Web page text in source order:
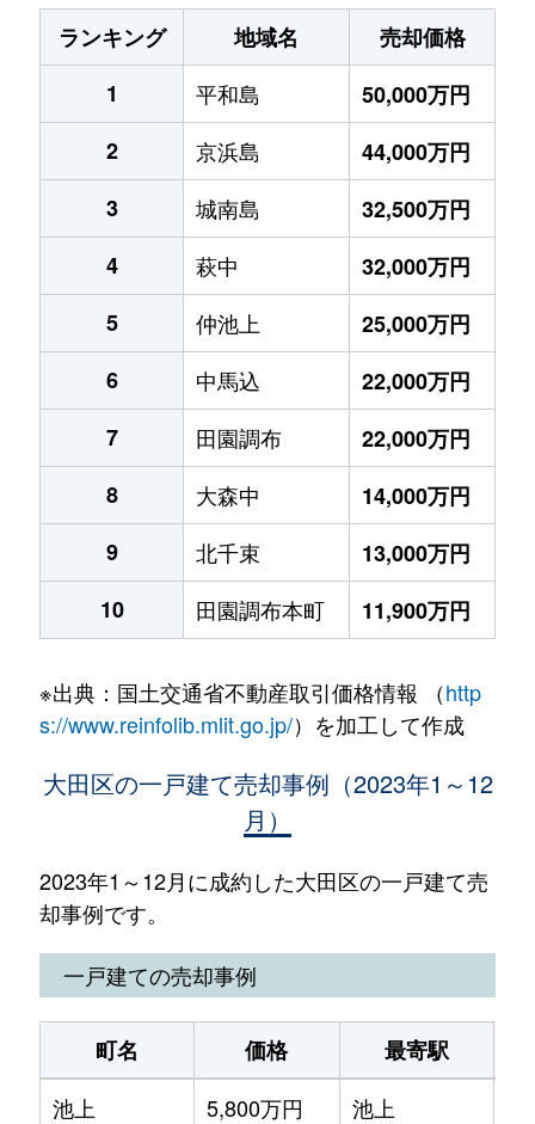
ランキング
地域名
売却価格
1
平和島
50,000万円
2
京浜島
44,000万円
3
城南島
32,500万円
4
萩中
32,000万円
5
仲池上
25,000万円
6
中馬込
22,000万円
7
田園調布
22,000万円
8
大森中
14,000万円
9
北千束
13,000万円
10
田園調布本町 11,900万円
※出典：国土交通省不動産取引価格情報 （http
s://www.reinfolib.mlit.go.jp/）を加工して作成
大田区の一戸建て売却事例（2023年1～12
月）
2023年1～12月に成約した大田区の一戸建て売
却事例です。
一戸建ての売却事例
町名 価格 最寄駅
池上
5,800万円 池上